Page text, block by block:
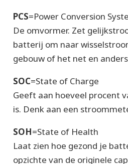
PCS=Power Conversion
De omvormer. Zet
batterij om naar
gebouw of het net en
SOC=State of Charge
Geeft aan hoeveel procent
is. Denk aan een
SOH=State of Health
Laat zien hoe gezond je
opzichte van de originele